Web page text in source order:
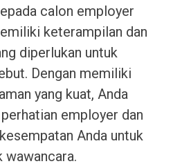
calon employer
keterampilan dan
diperlukan untuk
Dengan memiliki
yang kuat, Anda
employer dan
Anda untuk
wawancara.